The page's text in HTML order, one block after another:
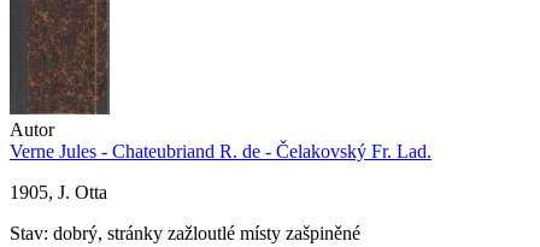
Autor
Verne Jules - Chateubriand R. de - Čelakovský Fr. Lad.
1905, J. Otta
Stav: dobrý, stránky zažloutlé místy zašpiněné